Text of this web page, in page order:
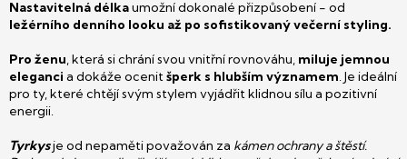
Nastavitelná délkaumožní dokonalé přizpůsobení - od
ležérního denního looku až po sofistikovaný večerní styling.
Pro ženu, která si chrání svou vnitřní rovnováhu, miluje jemnou
eleganci a dokáže ocenitšperk s hlubším významem. Je ideální
pro ty, které chtějí svým stylem vyjádřit klidnou sílu a pozitivní
energii.
Tyrkysje od nepaměti považován za kámen ochrany a štěstí.